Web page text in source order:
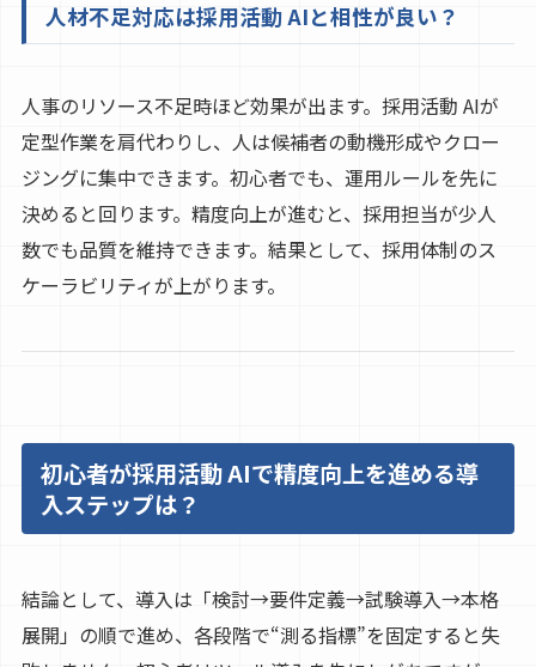
人材不足対応は採用活動 AIと相性が良い？
人事のリソース不足時ほど効果が出ます。採用活動 AIが
定型作業を肩代わりし、人は候補者の動機形成やクロー
ジングに集中できます。初心者でも、運用ルールを先に
決めると回ります。精度向上が進むと、採用担当が少人
数でも品質を維持できます。結果として、採用体制のス
ケーラビリティが上がります。
初心者が採用活動 AIで精度向上を進める導
入ステップは？
結論として、導入は「検討→要件定義→試験導入→本格
展開」の順で進め、各段階で“測る指標”を固定すると失